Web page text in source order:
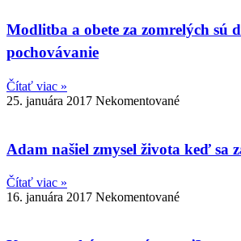
Modlitba a obete za zomrelých sú
pochovávanie
Čítať viac »
25. januára 2017 Nekomentované
Adam našiel zmysel života keď sa
Čítať viac »
16. januára 2017 Nekomentované